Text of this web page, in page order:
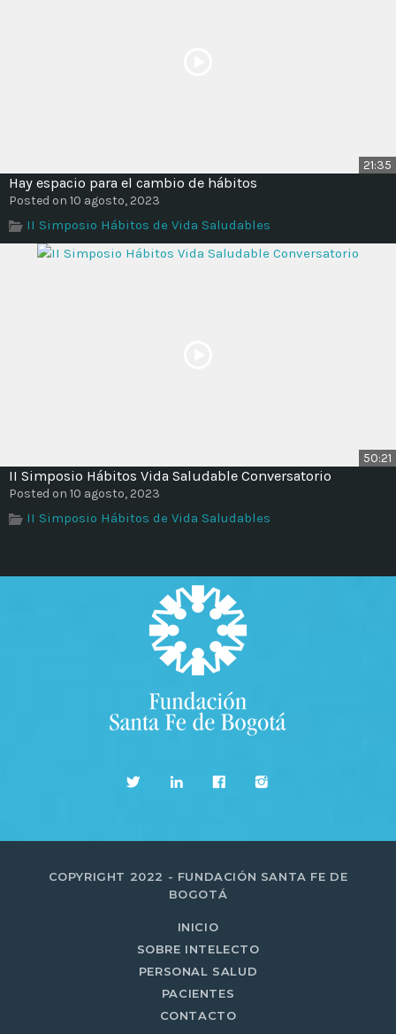
21:35
Hay espacio para el cambio de hábitos
Posted on 10 agosto, 2023
II Simposio Hábitos de Vida Saludables
50:21
II Simposio Hábitos Vida Saludable Conversatorio
Posted on 10 agosto, 2023
II Simposio Hábitos de Vida Saludables
COPYRIGHT 2022 - FUNDACIÓN SANTA FE DE
BOGOTÁ
INICIO
SOBRE INTELECTO
PERSONAL SALUD
PACIENTES
CONTACTO